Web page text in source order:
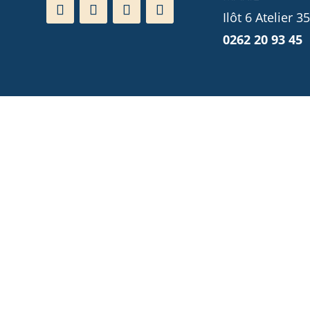
Ilôt 6 Atelier 35
0262 20 93 45